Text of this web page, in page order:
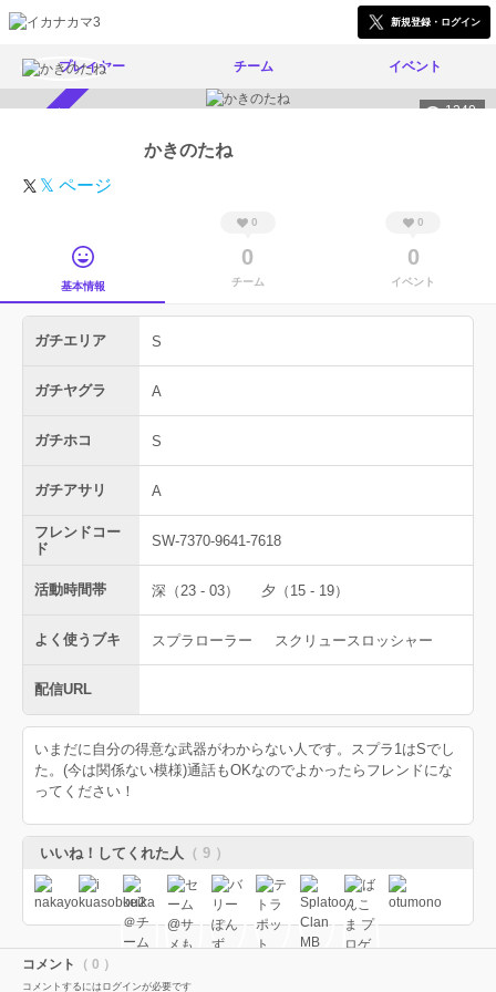
新規登録・ログイン
プレイヤー チーム イベント
1240
かきのたね
𝕏 ページ
基本情報
0
0
チーム
0
0
イベント
ガチエリア S
ガチヤグラ A
ガチホコ S
ガチアサリ A
フレンドコー
ド
SW-7370-9641-7618
活動時間帯 深（23 - 03） 夕（15 - 19）
よく使うブキ スプラローラー スクリュースロッシャー
配信URL
いまだに自分の得意な武器がわからない人です。スプラ1はSでし
た。(今は関係ない模様)通話もOKなのでよかったらフレンドにな
ってください！
いいね！してくれた人 （ 9 ）
コメント （ 0 ）
コメントするにはログインが必要です